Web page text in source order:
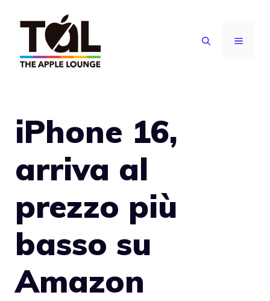
contenuto
MENU
iPhone 16,
arriva al
prezzo più
basso su
Amazon